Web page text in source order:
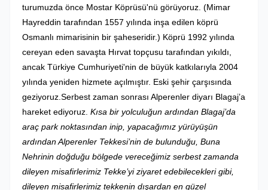
turumuzda önce Mostar Köprüsü'nü görüyoruz. (Mimar
Hayreddin tarafından 1557 yılında inşa edilen köprü
Osmanlı mimarisinin bir şaheseridir.) Köprü 1992 yılında
cereyan eden savaşta Hırvat topçusu tarafından yıkıldı,
ancak Türkiye Cumhuriyeti'nin de büyük katkılarıyla 2004
yılında yeniden hizmete açılmıştır. Eski şehir çarşısında
geziyoruz.Serbest zaman sonrası Alperenler diyarı Blagaj’a
hareket ediyoruz. Kısa bir yolculuğun ardından Blagaj’da
araç park noktasından inip, yapacağımız yürüyüşün
ardından Alperenler Tekkesi’nin de bulunduğu, Buna
Nehrinin doğduğu bölgede vereceğimiz serbest zamanda
dileyen misafirlerimiz Tekke’yi ziyaret edebilecekleri gibi,
dileyen misafirlerimiz tekkenin dışardan en güzel